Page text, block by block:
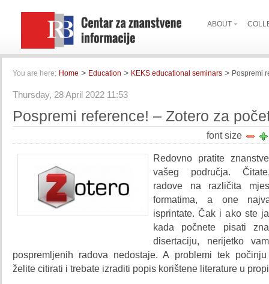
ABOUT
You are here: Home > Education > KEKS educational seminars > Pospremi
Thursday, 28 April 2022 11:53
Pospremi reference! – Zotero za
font size
Redovno pratite
vašeg područja.
radove na različita
formatima, a one
isprintate. Čak i ako ste
kada počnete pisati
disertaciju, nerijetko
pospremljenih radova nedostaje. A problemi tek
želite citirati i trebate izraditi popis korištene literature u